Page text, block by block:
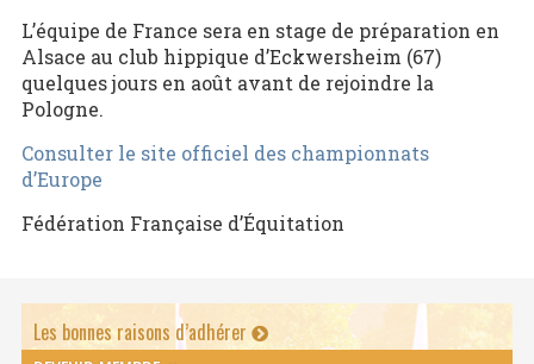
L’équipe de France sera en stage de préparation en
Alsace au club hippique d’Eckwersheim (67)
quelques jours en août avant de rejoindre la
Pologne.
Consulter le site officiel des championnats
d’Europe
Fédération Française d’Équitation
Les bonnes raisons d’adhérer